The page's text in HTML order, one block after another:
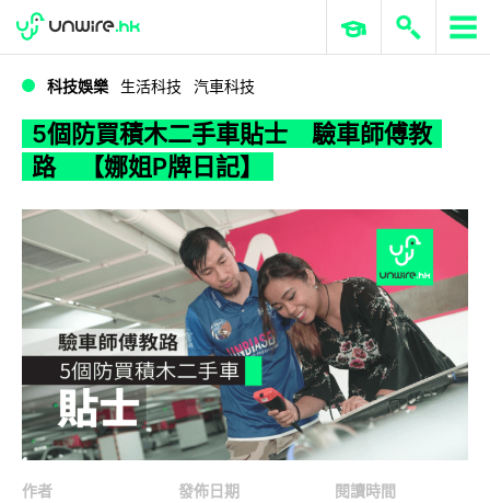
WWDC 2026 ERP 與商業 AI
科技娛樂 生活科技 汽車科技
5個防買積木二手車貼士 驗車師傅教
路 【娜姐P牌日記】
作者
發佈日期
閱讀時間